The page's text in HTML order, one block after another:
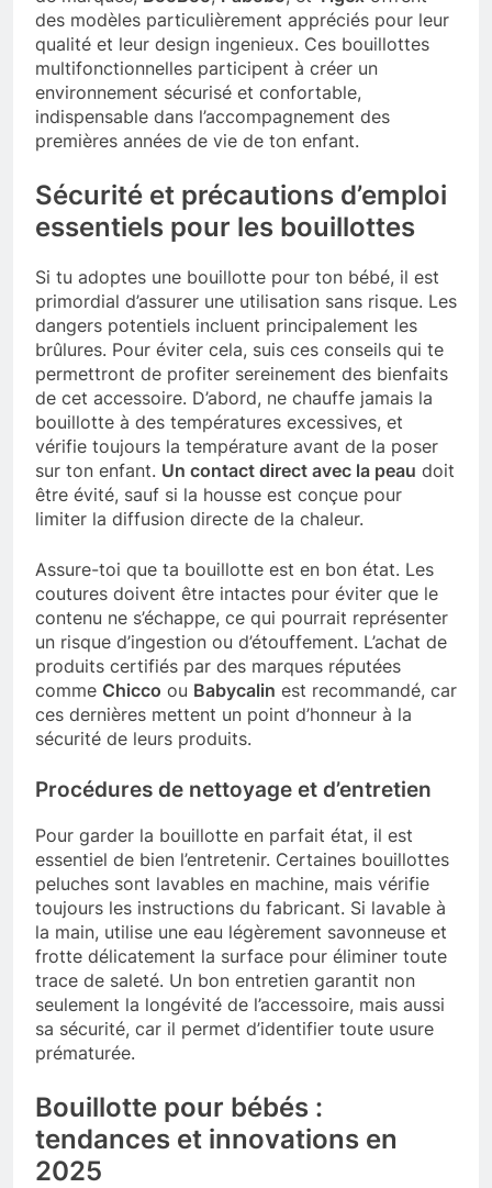
des modèles particulièrement appréciés pour leur
qualité et leur design ingenieux. Ces bouillottes
multifonctionnelles participent à créer un
environnement sécurisé et confortable,
indispensable dans l’accompagnement des
premières années de vie de ton enfant.
Sécurité et précautions d’emploi
essentiels pour les bouillottes
Si tu adoptes une bouillotte pour ton bébé, il est
primordial d’assurer une utilisation sans risque. Les
dangers potentiels incluent principalement les
brûlures. Pour éviter cela, suis ces conseils qui te
permettront de profiter sereinement des bienfaits
de cet accessoire. D’abord, ne chauffe jamais la
bouillotte à des températures excessives, et
vérifie toujours la température avant de la poser
sur ton enfant. Un contact direct avec la peau doit
être évité, sauf si la housse est conçue pour
limiter la diffusion directe de la chaleur.
Assure-toi que ta bouillotte est en bon état. Les
coutures doivent être intactes pour éviter que le
contenu ne s’échappe, ce qui pourrait représenter
un risque d’ingestion ou d’étouffement. L’achat de
produits certifiés par des marques réputées
comme Chicco ou Babycalin est recommandé, car
ces dernières mettent un point d’honneur à la
sécurité de leurs produits.
Procédures de nettoyage et d’entretien
Pour garder la bouillotte en parfait état, il est
essentiel de bien l’entretenir. Certaines bouillottes
peluches sont lavables en machine, mais vérifie
toujours les instructions du fabricant. Si lavable à
la main, utilise une eau légèrement savonneuse et
frotte délicatement la surface pour éliminer toute
trace de saleté. Un bon entretien garantit non
seulement la longévité de l’accessoire, mais aussi
sa sécurité, car il permet d’identifier toute usure
prématurée.
Bouillotte pour bébés :
tendances et innovations en
2025